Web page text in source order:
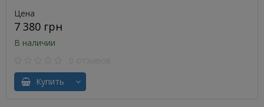
Цена
7 380 грн
В наличии
Купить